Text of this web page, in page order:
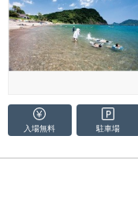
入場無料 駐車場